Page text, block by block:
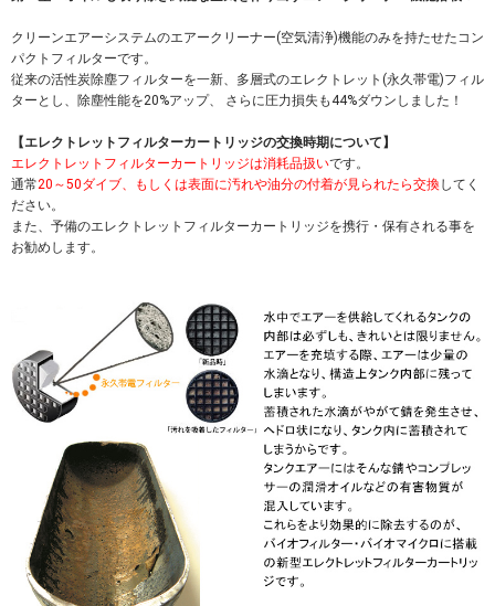
クリーンエアーシステムのエアークリーナー(空気清浄)機能のみを持たせたコン
パクトフィルターです。
従来の活性炭除塵フィルターを一新、多層式のエレクトレット(永久帯電)フィル
ターとし、除塵性能を20%アップ、 さらに圧力損失も44%ダウンしました！
【エレクトレットフィルターカートリッジの交換時期について】
エレクトレットフィルターカートリッジは消耗品扱いです。
通常20～50ダイブ、もしくは表面に汚れや油分の付着が見られたら交換してく
ださい。
また、予備のエレクトレットフィルターカートリッジを携行・保有される事を
お勧めします。